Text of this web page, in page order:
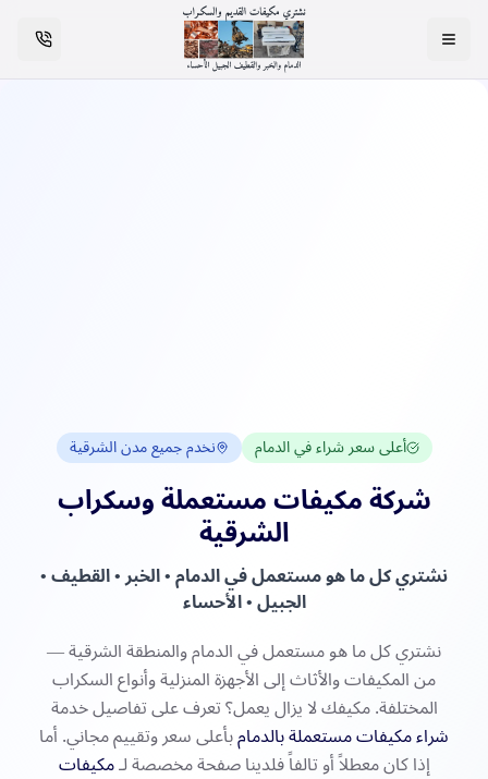
فتح القائمة
أعلى سعر شراء في الدمام نخدم جميع مدن الشرقية
شركة مكيفات مستعملة وسكراب
الشرقية
نشتري كل ما هو مستعمل في الدمام • الخبر • القطيف •
الجبيل • الأحساء
نشتري كل ما هو مستعمل في الدمام والمنطقة الشرقية —
من المكيفات والأثاث إلى الأجهزة المنزلية وأنواع السكراب
المختلفة. مكيفك لا يزال يعمل؟ تعرف على تفاصيل خدمة
شراء مكيفات مستعملة بالدمامبأعلى سعر وتقييم مجاني. أما
إذا كان معطلاً أو تالفاً فلدينا صفحة مخصصة لـمكيفات